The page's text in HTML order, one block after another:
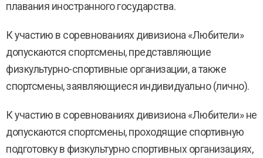
плавания иностранного государства.
К участию в соревнованиях дивизиона «Любители»
допускаются спортсмены, представляющие
физкультурно-спортивные организации, а также
спортсмены, заявляющиеся индивидуально (лично).
К участию в соревнованиях дивизиона «Любители» не
допускаются спортсмены, проходящие спортивную
подготовку в физкультурно спортивных организациях,